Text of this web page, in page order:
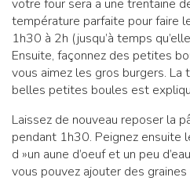
votre four sera a une trentaine
température parfaite pour faire
1h30 à 2h (jusqu’à temps
Ensuite, façonnez des petites
vous aimez les gros burgers. La
belles petites boules est
Laissez de nouveau reposer la
pendant 1h30. Peignez ensuite
d »un aune d’oeuf et un peu
vous pouvez ajouter des